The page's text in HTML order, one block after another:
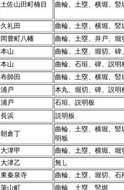
土佐山田町楠目 曲輪、土塁、横堀、
久礼田 曲輪、土塁、横堀、
岡豊町八幡 曲輪、土塁、井戸、
本山 曲輪、土塁、堀切、碑
本山 曲輪、石垣、碑、説明
布師田 曲輪、土塁、横堀、
浦戸 本丸、堀切、碑、説明
浦戸 石垣、説明板
長浜 説明板
朝倉丁
曲輪、土塁、横堀、
明板
大津甲 曲輪、土塁、横堀、堀
大津乙 無し
東秦泉寺 曲輪、土塁、堀切、石
筆山町 曲輪、土塁、竪堀